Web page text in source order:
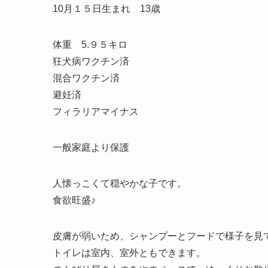
10月１５日生まれ 13歳
体重 5.９５キロ
狂犬病ワクチン済
混合ワクチン済
避妊済
フィラリアマイナス
一般家庭より保護
人懐っこくて穏やかな子です。
食欲旺盛♪
皮膚が弱いため、シャンプーとフードで様子を見
トイレは室内、室外ともできます。